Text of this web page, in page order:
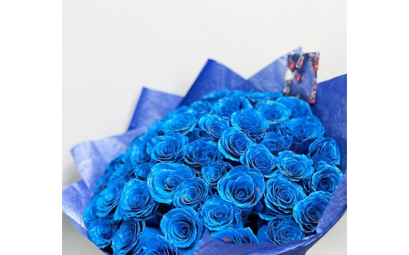
Купите красивый Букет 51 белая длинная роза дешево
на 14 февраля в доставке цветов ЛЮБИМЫЕ
БУКЕТЫ.Бу..